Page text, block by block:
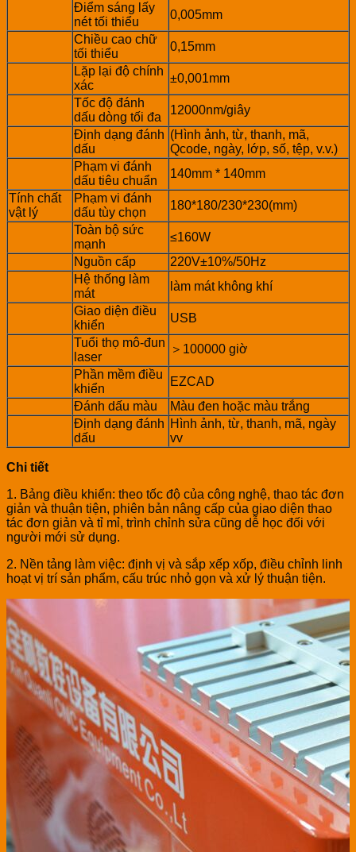
Điểm sáng lấy
nét tối thiểu
0,005mm
Chiều cao chữ
tối thiểu
0,15mm
Lặp lại độ chính
xác
±0,001mm
Tốc độ đánh
dấu dòng tối đa
12000nm/giây
Định dạng đánh
dấu
(Hình ảnh, từ, thanh, mã,
Qcode, ngày, lớp, số, tệp, v.v.)
Phạm vi đánh
dấu tiêu chuẩn
140mm * 140mm
Tính chất
vật lý
Phạm vi đánh
dấu tùy chọn
180*180/230*230(mm)
Toàn bộ sức
mạnh
≤160W
Nguồn cấp
220V±10%/50Hz
Hệ thống làm
mát
làm mát không khí
Giao diện điều
khiển
USB
Tuổi thọ mô-đun
laser
＞100000 giờ
Phần mềm điều
khiển
EZCAD
Đánh dấu màu
Màu đen hoặc màu trắng
Định dạng đánh
dấu
Hình ảnh, từ, thanh, mã, ngày
vv
Chi tiết
1. Bảng điều khiển: theo tốc độ của công nghệ, thao tác đơn
giản và thuận tiện, phiên bản nâng cấp của giao diện thao
tác đơn giản và tỉ mỉ, trình chỉnh sửa cũng dễ học đối với
người mới sử dụng.
2. Nền tảng làm việc: định vị và sắp xếp xốp, điều chỉnh linh
hoạt vị trí sản phẩm, cấu trúc nhỏ gọn và xử lý thuận tiện.